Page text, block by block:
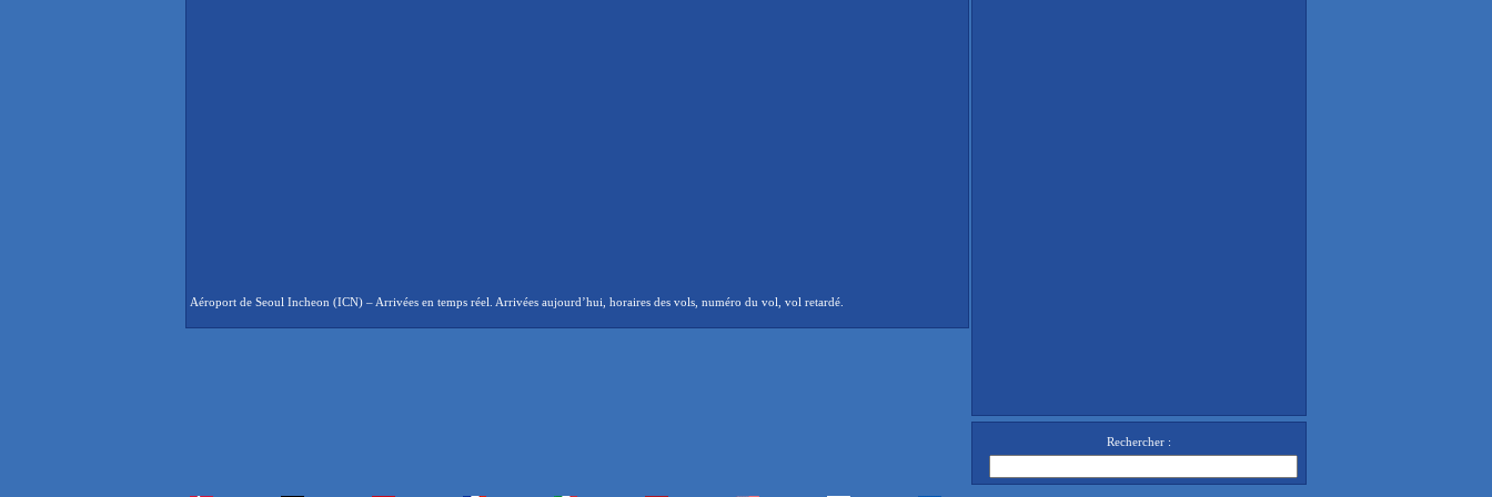
Aéroport de Seoul Incheon (ICN) – Arrivées en temps réel. Arrivées aujourd’hui, horaires des vols, numéro du vol, vol retardé.
Rechercher :